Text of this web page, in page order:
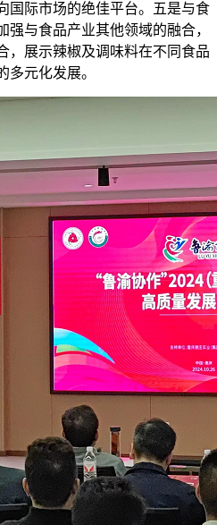
国际市场的绝佳平台。五是与食
与食品产业其他领域的融合，
，展示辣椒及调味料在不同食品
多元化发展。